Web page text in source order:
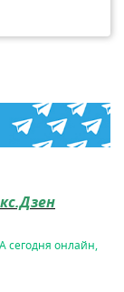
сегодня онлайн,